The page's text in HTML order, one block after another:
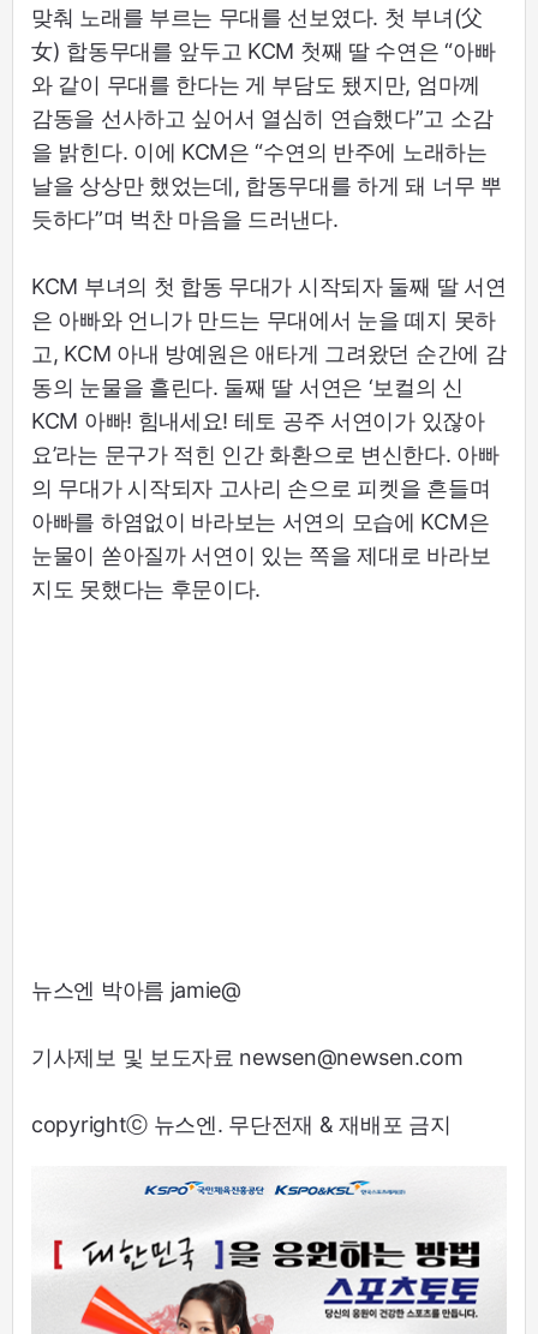
맞춰 노래를 부르는 무대를 선보였다. 첫 부녀(父
女) 합동무대를 앞두고 KCM 첫째 딸 수연은 “아빠
와 같이 무대를 한다는 게 부담도 됐지만, 엄마께
감동을 선사하고 싶어서 열심히 연습했다”고 소감
을 밝힌다. 이에 KCM은 “수연의 반주에 노래하는
날을 상상만 했었는데, 합동무대를 하게 돼 너무 뿌
듯하다”며 벅찬 마음을 드러낸다.
KCM 부녀의 첫 합동 무대가 시작되자 둘째 딸 서연
은 아빠와 언니가 만드는 무대에서 눈을 떼지 못하
고, KCM 아내 방예원은 애타게 그려왔던 순간에 감
동의 눈물을 흘린다. 둘째 딸 서연은 ‘보컬의 신
KCM 아빠! 힘내세요! 테토 공주 서연이가 있잖아
요’라는 문구가 적힌 인간 화환으로 변신한다. 아빠
의 무대가 시작되자 고사리 손으로 피켓을 흔들며
아빠를 하염없이 바라보는 서연의 모습에 KCM은
눈물이 쏟아질까 서연이 있는 쪽을 제대로 바라보
지도 못했다는 후문이다.
뉴스엔 박아름 jamie@
기사제보 및 보도자료 newsen@newsen.com
copyrightⓒ 뉴스엔. 무단전재 & 재배포 금지